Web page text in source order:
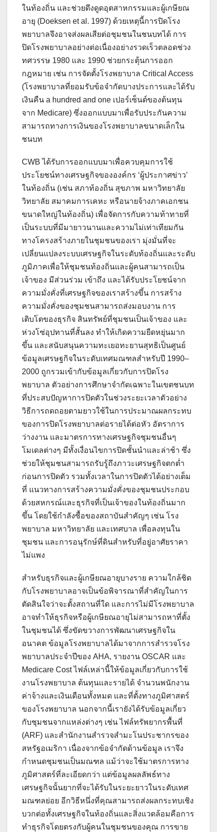
ในท้องถิ่น และช่วยดึงดูดอุตสาหกรรมและผู้เกษียณ
อายุ (Doeksen et al. 1997) ด้วยเหตุนี้การปิดโรง
พยาบาลจึงอาจส่งผลเสียต่อชุมชนในชนบทได้ การ
ปิดโรงพยาบาลอย่างต่อเนื่องอย่างรวดเร็วตลอดช่วง
ทศวรรษ 1980 และ 1990 ช่วยกระตุ้นการออก
กฎหมาย เช่น การจัดตั้งโรงพยาบาล Critical Access
(โรงพยาบาลที่ยอมรับข้อจำกัดบางประการและได้รับ
เงินคืน a hundred and one เปอร์เซ็นต์ของต้นทุน
จาก Medicare) ซึ่งออกแบบมาเพื่อรับประกันความ
สามารถทางการเงินของโรงพยาบาลขนาดเล็กใน
ชนบท
CWB ได้รับการออกแบบมาเพื่อควบคุมการใช้
ประโยชน์ทางเศรษฐกิจขององค์กร ‘ผู้ประกาศข่าว’
ในท้องถิ่น (เช่น สภาท้องถิ่น สุขภาพ มหาวิทยาลัย
วิทยาลัย สมาคมการเคหะ หรือนายจ้างภาคเอกชน
ขนาดใหญ่ในท้องถิ่น) เพื่อจัดการกับความท้าทายที่
เป็นระบบที่มีมายาวนานและความไม่เท่าเทียมกัน
ทางโครงสร้างภายในชุมชนของเรา มุ่งมั่นที่จะ
เปลี่ยนแปลงระบบเศรษฐกิจในระดับท้องถิ่นและระดับ
ภูมิภาคเพื่อให้ชุมชนท้องถิ่นและผู้คนสามารถเป็น
เจ้าของ มีส่วนร่วม เข้าถึง และได้รับประโยชน์จาก
ความมั่งคั่งที่เศรษฐกิจของเราสร้างขึ้น การสร้าง
ความมั่งคั่งของชุมชนสามารถส่งมอบงาน การ
เติบโตของธุรกิจ สินทรัพย์ที่ชุมชนเป็นเจ้าของ และ
ห่วงโซ่อุปทานที่สั้นลง ทำให้เกิดความยืดหยุ่นมาก
ขึ้น และสนับสนุนความทะเยอทะยานสุทธิเป็นศูนย์
ข้อมูลเศรษฐกิจในระดับเทศมณฑลสำหรับปี 1990–
2000 ถูกรวมเข้ากับข้อมูลเกี่ยวกับการปิดโรง
พยาบาล ตัวอย่างการศึกษาจำกัดเฉพาะในเขตชนบท
ที่ประสบปัญหาการปิดตัวในช่วงระยะเวลาตัวอย่าง
วิธีการถดถอยตามยาวใช้ในการประมาณผลกระทบ
ของการปิดโรงพยาบาลต่อรายได้ต่อหัว อัตราการ
ว่างงาน และมาตรการทางเศรษฐกิจชุมชนอื่นๆ
โมเดลต่างๆ มีทั้งเงื่อนไขการปิดชั้นนำและล่าช้า ซึ่ง
ช่วยให้ชุมชนสามารถรับรู้ถึงภาวะเศรษฐกิจตกต่ำ
ก่อนการปิดตัว รวมทั้งเวลาในการปิดตัวได้อย่างเต็ม
ที่ แนวทางการสร้างความมั่งคั่งของชุมชนประกอบ
ด้วยสหกรณ์และธุรกิจที่เป็นเจ้าของในท้องถิ่นมาก
ขึ้น โดยใช้กำลังซื้อของสถาบันสำคัญๆ เช่น โรง
พยาบาล มหาวิทยาลัย และเทศบาล เพื่อลงทุนใน
ชุมชน และการอนุรักษ์ที่ดินสำหรับที่อยู่อาศัยราคา
ไม่แพง
สำหรับธุรกิจและผู้เกษียณอายุบางราย ความใกล้ชิด
กับโรงพยาบาลอาจเป็นข้อพิจารณาที่สำคัญในการ
ตัดสินใจว่าจะตั้งสถานที่ใด และการไม่มีโรงพยาบาล
อาจทำให้ธุรกิจหรือผู้เกษียณอายุไม่สามารถหาที่ตั้ง
ในชุมชนได้ ซึ่งขัดขวางการพัฒนาเศรษฐกิจใน
อนาคต ข้อมูลโรงพยาบาลได้มาจากการสำรวจโรง
พยาบาลประจำปีของ AHA, รายงาน OSCAR และ
Medicare Cost ไฟล์เหล่านี้ให้ข้อมูลเกี่ยวกับการใช้
งานโรงพยาบาล ต้นทุนและรายได้ จำนวนพนักงาน
ค่าจ้างและเงินเดือนทั้งหมด และที่ตั้งทางภูมิศาสตร์
ของโรงพยาบาล นอกจากนี้เรายังได้รับข้อมูลเกี่ยว
กับชุมชนจากแหล่งต่างๆ เช่น ไฟล์ทรัพยากรพื้นที่
(ARF) และสำนักงานสำรวจสำมะโนประชากรของ
สหรัฐอเมริกา เนื่องจากข้อจำกัดด้านข้อมูล เราจึง
กำหนดชุมชนเป็นมณฑล แม้ว่าจะใช้มาตรการทาง
ภูมิศาสตร์ที่ละเอียดกว่า แต่ข้อมูลผลลัพธ์ทาง
เศรษฐกิจนั้นยากที่จะได้รับในระยะยาวในระดับเทศ
มณฑลย่อย อีกวิธีหนึ่งที่คุณสามารถส่งผลกระทบเชิง
บวกต่อทั้งเศรษฐกิจในท้องถิ่นและสิ่งแวดล้อมคือการ
ทำธุรกิจโดยตรงกับผู้คนในชุมชนของคุณ การขาย